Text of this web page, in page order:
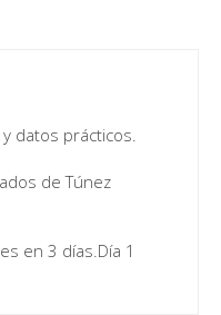
datos prácticos.
en 3 días.Día 1